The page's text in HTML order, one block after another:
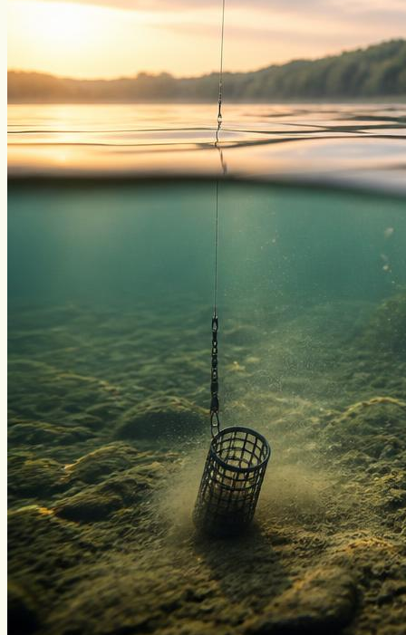
Нахлыст
Снаряжение
Эхолоты
Лодки и моторы
Узлы
Рецепты
Разное